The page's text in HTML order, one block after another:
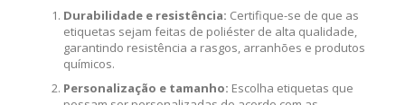
Durabilidade e resistência: Certifique-se de que as
etiquetas sejam feitas de poliéster de alta qualidade,
garantindo resistência a rasgos, arranhões e produtos
químicos.
Personalização e tamanho: Escolha etiquetas que